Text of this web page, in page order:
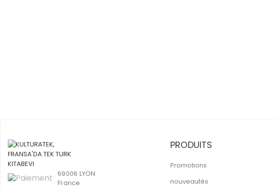
69006 LYON
France
PRODUITS
Promotions
nouveautés